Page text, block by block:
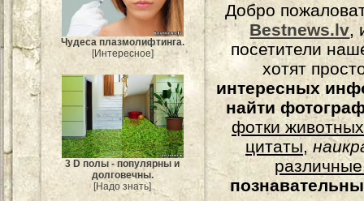
Чудеса плазмолифтинга.
[Интересное]
3 D полы - популярны и
долговечны.
[Надо знать]
Добро
Bestnews.lv,
посетители
хотят
интересных
найти
фотки животных
цитаты,